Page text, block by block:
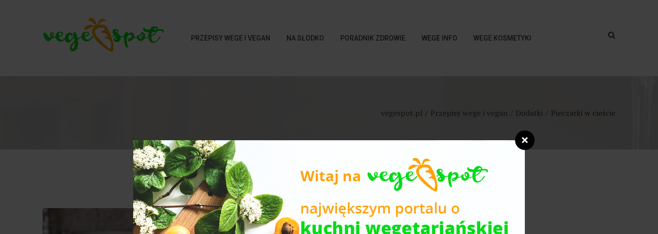
PRZEPISY WEGE I VEGAN NA SŁODKO PORADNIK ZDROWIE WEGE INFO WEGE KOSMETYKI
vegespot.pl Przepisy wege i vegan Dodatki Pieczarki w cieście
❌